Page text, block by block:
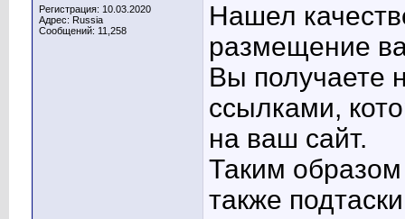
Регистрация: 10.03.2020
Адрес: Russia
Сообщений: 11,258
Нашел
размещение
Вы получаете
ссылками,
на ваш сайт.
Таким
также